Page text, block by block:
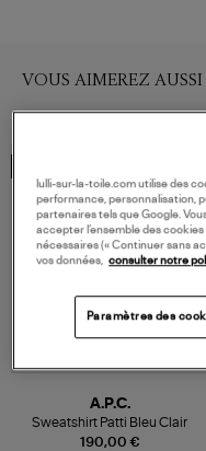
VOUS AIMEREZ AUSSI
190,00 €
A.P.C.
Sweatshirt Patti Bleu Clair
lulli-sur-la-toile.com utilise des
performance, personnalisation,
partenaires tels que Google.
accepter l’ensemble des
nécessaires (« Continuer sans
vos données, consulter notre
Paramètres des